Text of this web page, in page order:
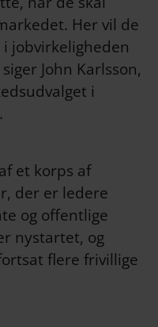
Her vil de
jobvirkeligheden
John Karlsson,
i
et korps af
der er ledere
og offentlige
nystartet, og
flere frivillige